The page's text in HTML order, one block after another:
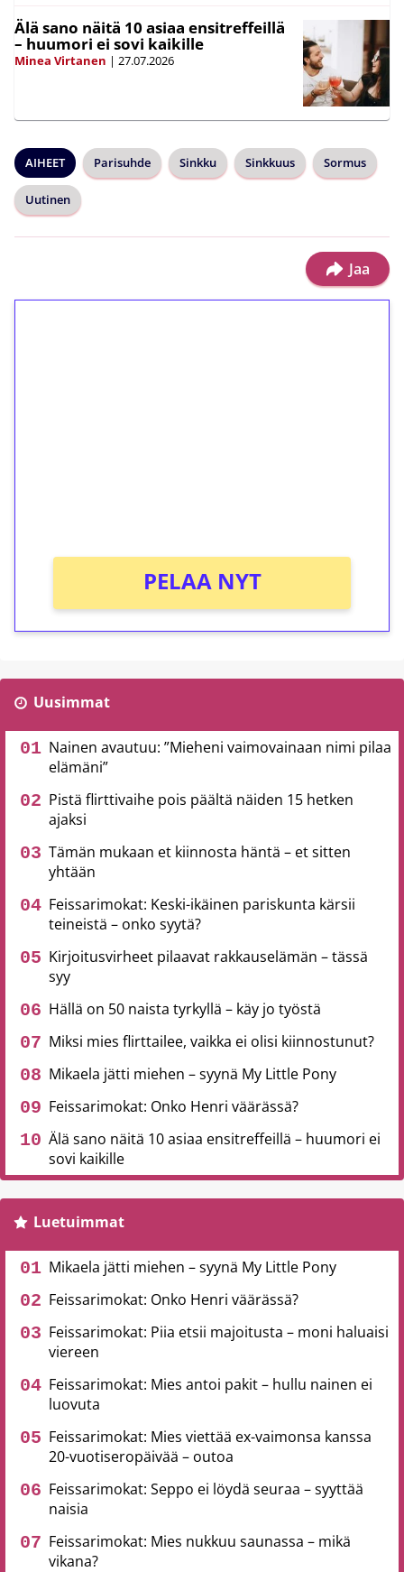
Älä sano näitä 10 asiaa ensitreffeillä
– huumori ei sovi kaikille
Minea Virtanen | 27.07.2026
AIHEET Parisuhde Sinkku Sinkkuus Sormus
Uutinen
Jaa
PELAA NYT
Uusimmat
Nainen avautuu: ”Mieheni vaimovainaan nimi pilaa
elämäni”
Pistä flirttivaihe pois päältä näiden 15 hetken
ajaksi
Tämän mukaan et kiinnosta häntä – et sitten
yhtään
Feissarimokat: Keski-ikäinen pariskunta kärsii
teineistä – onko syytä?
Kirjoitusvirheet pilaavat rakkauselämän – tässä
syy
Hällä on 50 naista tyrkyllä – käy jo työstä
Miksi mies flirttailee, vaikka ei olisi kiinnostunut?
Mikaela jätti miehen – syynä My Little Pony
Feissarimokat: Onko Henri väärässä?
Älä sano näitä 10 asiaa ensitreffeillä – huumori ei
sovi kaikille
Luetuimmat
Mikaela jätti miehen – syynä My Little Pony
Feissarimokat: Onko Henri väärässä?
Feissarimokat: Piia etsii majoitusta – moni haluaisi
viereen
Feissarimokat: Mies antoi pakit – hullu nainen ei
luovuta
Feissarimokat: Mies viettää ex-vaimonsa kanssa
20-vuotiseropäivää – outoa
Feissarimokat: Seppo ei löydä seuraa – syyttää
naisia
Feissarimokat: Mies nukkuu saunassa – mikä
vikana?